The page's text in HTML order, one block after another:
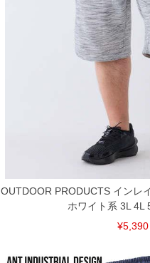
OUTDOOR PRODUCTS インレ
ホワイト系 3L 4L
¥5,390